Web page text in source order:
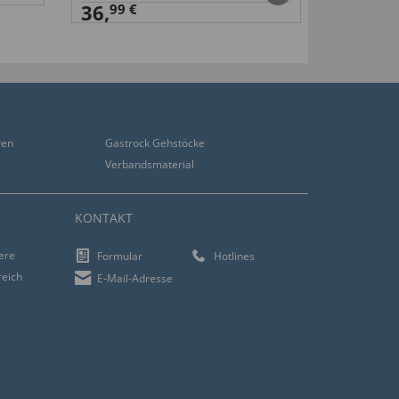
36,99 €
Gastrock Gehstöcke
Verbandsmaterial
KONTAKT
Formular
Hotlines
E-Mail-Adresse